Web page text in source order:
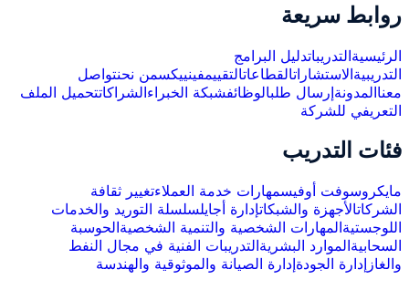
روابط سريعة
الرئيسيةالتدريباتدليل البرامج
التدريبيةالاستشاراتالقطاعاتالتقييمفينييكسمن نحنتواصل
معناالمدونةإرسال طلبالوظائفشبكة الخبراءالشراكاتتحميل الملف
التعريفي للشركة
فئات التدريب
مايكروسوفت أوفيسمهارات خدمة العملاءتغيير ثقافة
الشركاتالأجهزة والشبكاتإدارة أجايلسلسلة التوريد والخدمات
اللوجستيةالمهارات الشخصية والتنمية الشخصيةالحوسبة
السحابيةالموارد البشريةالتدريبات الفنية في مجال النفط
والغاز إدارة الجودةإدارة الصيانة والموثوقية والهندسة